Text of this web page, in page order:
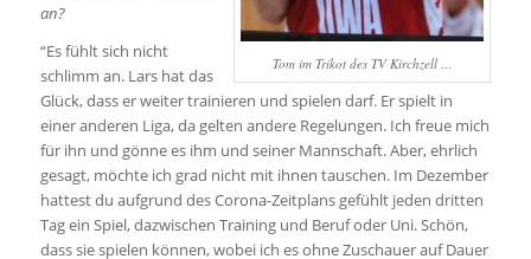
Tom im Trikot des TV Kirchzell …
an?
“Es fühlt sich nicht
schlimm an. Lars hat das
Glück, dass er weiter trainieren und spielen darf. Er spielt in
einer anderen Liga, da gelten andere Regelungen. Ich freue mich
für ihn und gönne es ihm und seiner Mannschaft. Aber, ehrlich
gesagt, möchte ich grad nicht mit ihnen tauschen. Im Dezember
hattest du aufgrund des Corona-Zeitplans gefühlt jeden dritten
Tag ein Spiel, dazwischen Training und Beruf oder Uni. Schön,
dass sie spielen können, wobei ich es ohne Zuschauer auf Dauer